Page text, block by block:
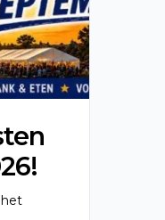
het